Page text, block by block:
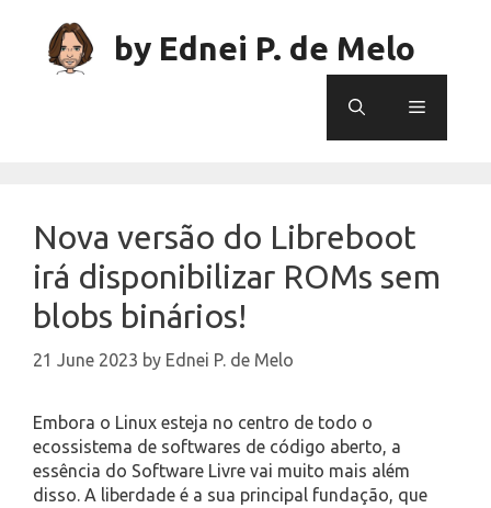
content
by Ednei P. de Melo
Menu
Nova versão do Libreboot
irá disponibilizar ROMs sem
blobs binários!
21 June 2023 by Ednei P. de Melo
Embora o Linux esteja no centro de todo o
ecossistema de softwares de código aberto, a
essência do Software Livre vai muito mais além
disso. A liberdade é a sua principal fundação, que